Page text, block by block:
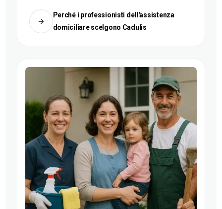
Perché i professionisti dell'assistenza
domiciliare scelgono Cadulis